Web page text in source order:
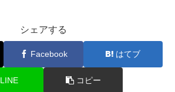
シェアする
Facebook はてブ
LINE コピー